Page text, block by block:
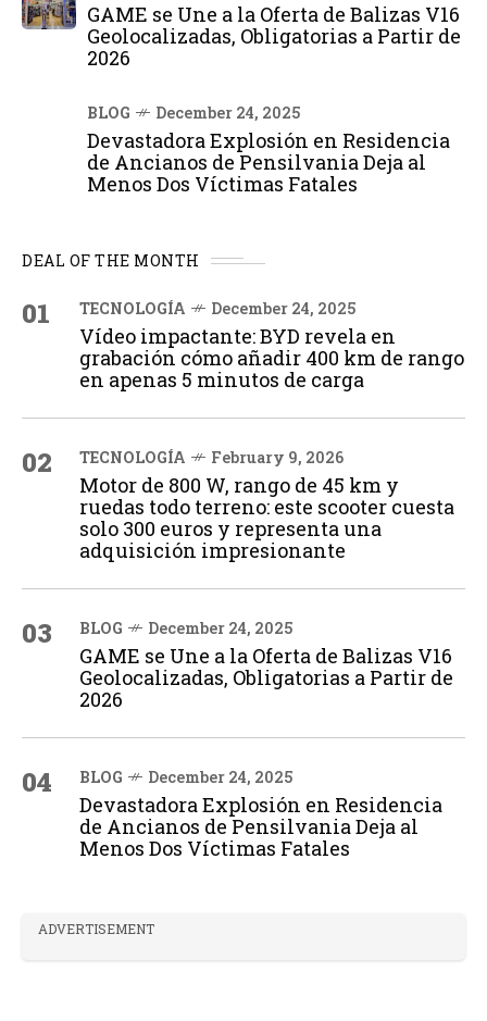
GAME se Une a la Oferta de Balizas V16
Geolocalizadas, Obligatorias a Partir de
2026
BLOG December 24, 2025
Devastadora Explosión en Residencia
de Ancianos de Pensilvania Deja al
Menos Dos Víctimas Fatales
DEAL OF THE MONTH
01 TECNOLOGÍA December 24, 2025
Vídeo impactante: BYD revela en
grabación cómo añadir 400 km de rango
en apenas 5 minutos de carga
02 TECNOLOGÍA February 9, 2026
Motor de 800 W, rango de 45 km y
ruedas todo terreno: este scooter cuesta
solo 300 euros y representa una
adquisición impresionante
03 BLOG December 24, 2025
GAME se Une a la Oferta de Balizas V16
Geolocalizadas, Obligatorias a Partir de
2026
04 BLOG December 24, 2025
Devastadora Explosión en Residencia
de Ancianos de Pensilvania Deja al
Menos Dos Víctimas Fatales
ADVERTISEMENT